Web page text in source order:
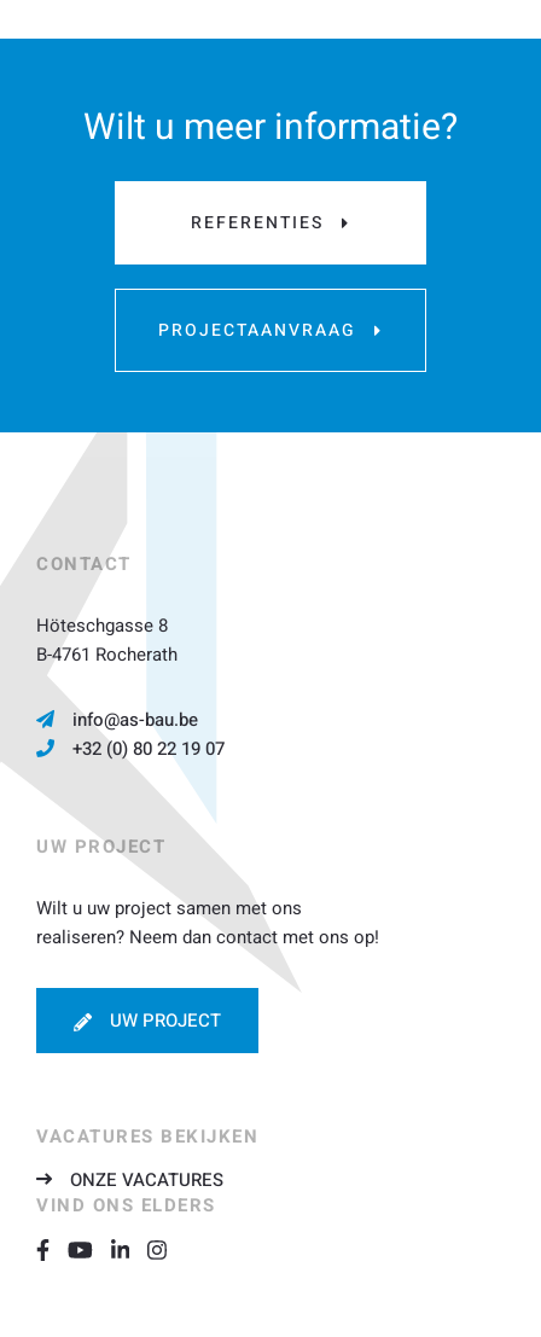
Wilt u meer informatie?
REFERENTIES
PROJECTAANVRAAG
CONTACT
Höteschgasse 8
B-4761 Rocherath
info@as-bau.be
+32 (0) 80 22 19 07
UW PROJECT
Wilt u uw project samen met ons
realiseren? Neem dan contact met ons op!
UW PROJECT
VACATURES BEKIJKEN
ONZE VACATURES
VIND ONS ELDERS